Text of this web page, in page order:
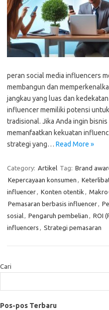
peran social media influencers
membangun dan
jangkau yang luas dan
influencer memiliki potensi
tradisional. Jika Anda ingin
memanfaatkan kekuatan
strategi yang… Read More »
Category: Artikel Tag: Brand
Kepercayaan konsumen ,
influencer, Konten otentik ,
Pemasaran berbasis influencer,
sosial, Pengaruh pembelian , ROI
influencers , Strategi pemasaran
Cari
Pos-pos Terbaru